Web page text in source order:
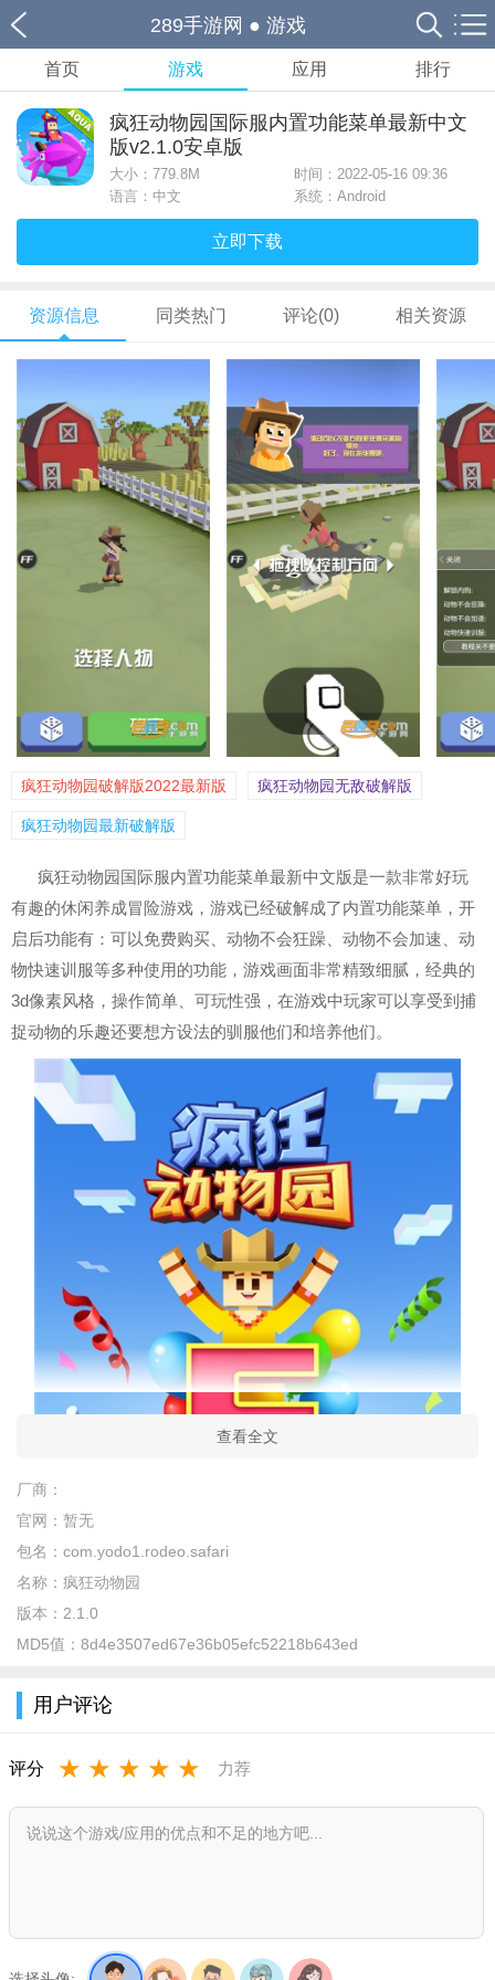
289手游网 ● 游戏
首页 游戏 应用 排行
疯狂动物园国际服内置功能菜单最新中文
版v2.1.0安卓版
大小： 779.8M
时间：2022-05-16 09:36
语言：中文
系统：Android
立即下载
资源信息 同类热门 评论(0) 相关资源
疯狂动物园破解版2022最新版 疯狂动物园无敌破解版
疯狂动物园最新破解版
疯狂动物园国际服内置功能菜单最新中文版是一款非常好玩
有趣的休闲养成冒险游戏，游戏已经破解成了内置功能菜单，开
启后功能有：可以免费购买、动物不会狂躁、动物不会加速、动
物快速训服等多种使用的功能，游戏画面非常精致细腻，经典的
3d像素风格，操作简单、可玩性强，在游戏中玩家可以享受到捕
捉动物的乐趣还要想方设法的驯服他们和培养他们。
1：可以免费购买
查看全文
厂商：
官网： 暂无
包名： com.yodo1.rodeo.safari
名称： 疯狂动物园
版本： 2.1.0
MD5值： 8d4e3507ed67e36b05efc52218b643ed
用户评论
评分 ★ ★ ★ ★ ★ 力荐